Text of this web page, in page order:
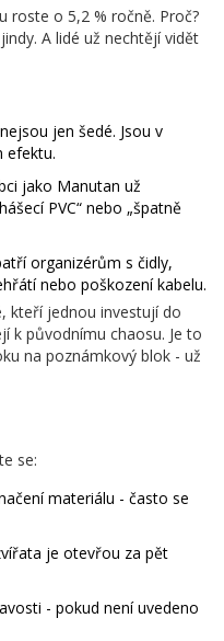
roste o 5,2 % ročně. Proč?
A lidé už nechtějí vidět
jen šedé. Jsou v
efektu.
jako Manutan už
PVC“ nebo „špatně
organizérům s čidly,
nebo poškození kabelu.
kteří jednou investují do
k původnímu chaosu. Je to
na poznámkový blok - už
se:
materiálu - často se
je otevřou za pět
- pokud není uvedeno